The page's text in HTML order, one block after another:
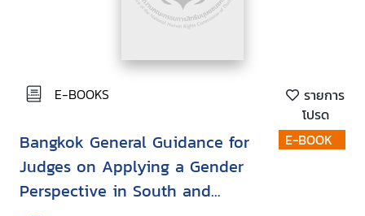
E-BOOKS
รายการ
โปรด
Bangkok General Guidance for
Judges on Applying a Gender
Perspective in South and
E-BOOK